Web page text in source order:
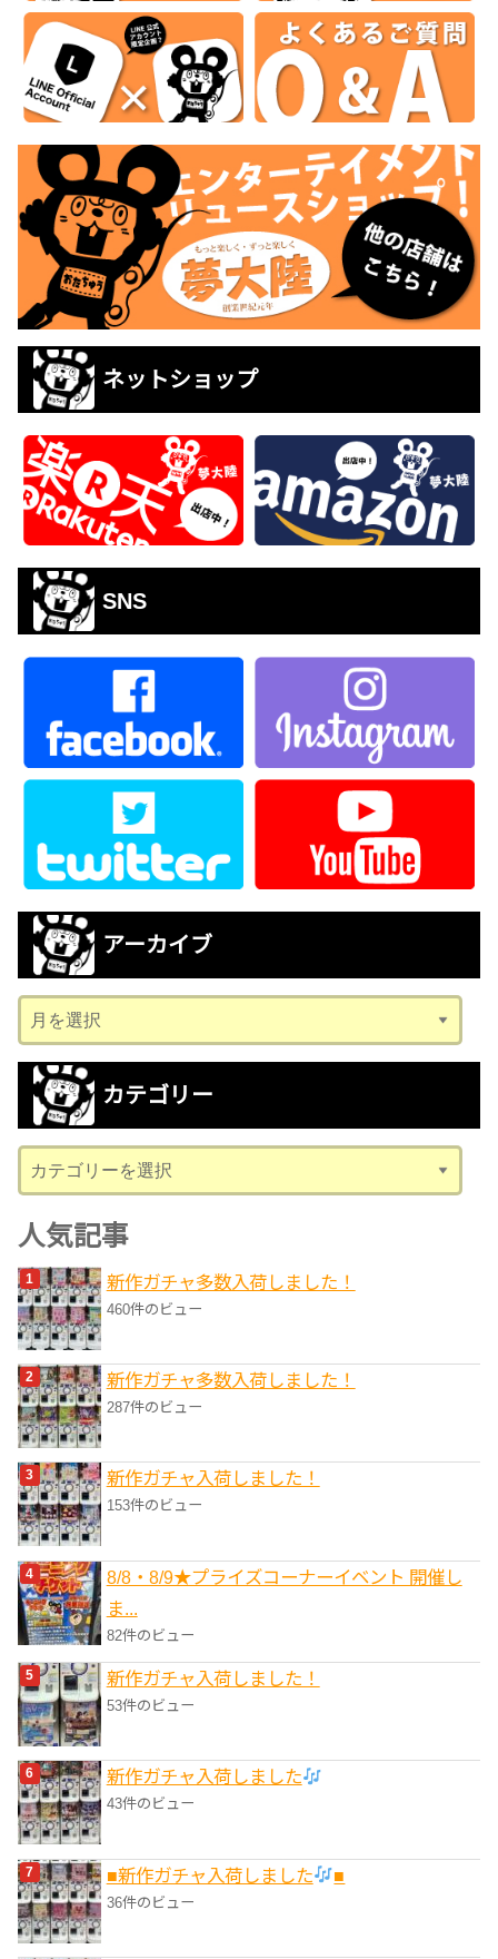
ネットショップ
SNS
アーカイブ
ー
カ
ブ
カテゴリー
テ
ゴ
リ
ー
人気記事
新作ガチャ多数入荷しました！
460件のビュー
新作ガチャ多数入荷しました！
287件のビュー
新作ガチャ入荷しました！
153件のビュー
8/8・8/9★プライズコーナーイベント 開催し
ま...
82件のビュー
新作ガチャ入荷しました！
53件のビュー
新作ガチャ入荷しました
43件のビュー
■新作ガチャ入荷しました ■
36件のビュー